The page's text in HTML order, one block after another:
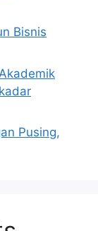
Bisnis
Pusing,